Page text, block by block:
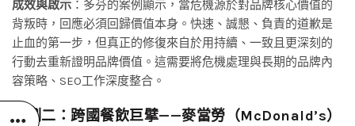
成效與啟示 ：多芬的案例顯示，當危機源於對品牌核心價值的
背叛時，回應必須回歸價值本身。快速、誠懇、負責的道歉是
止血的第一步，但真正的修復來自於用持續、一致且更深刻的
行動去重新證明品牌價值。這需要將危機處理與長期的品牌內
容策略、SEO工作深度整合。
案例二：跨國餐飲巨擘——麥當勞（McDonald’s）